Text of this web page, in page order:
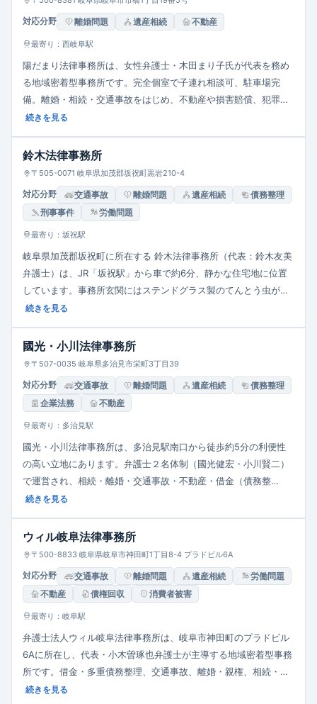
対応分野 離婚問題 遺産相続 不動産
最寄り：西岐阜駅
陽だまり法律事務所は、女性弁護士・木田まり子氏が代表を務め
る地域密着型事務所です。完全個室で子連れ相談可、駐車場完
備。離婚・相続・交通事故をはじめ、不動産や損害賠償、犯罪被
害者支援など幅広く対応。初回相談60分11,000円（税込）で、丁
心を重視しています。
続きを見る
鈴木法律事務所
〒505-0071 岐阜県加茂郡坂祝町黒岩210-4
対応分野 交通事故 離婚問題 遺産相続
債務整理
刑事事件
労働問題
最寄り：坂祝駅
岐阜県加茂郡坂祝町に所在する 鈴木法律事務所（代表：鈴木友美
弁護士）は、JR「坂祝駅」から車で約6分、静かな住宅地に位置
しています。事務所玄関にはステンドグラス製のてんとう虫があ
り、温かみのある雰囲気が印象的です。取り扱い分野は、相続・
民からの相談に丁寧に応じています。相談体制は完全予約制で、
平日9:00〜17:30対応、土日祝は休業です。相談者に寄り添い、
共に解決を探す姿勢を掲げています。
続きを見る
國光・小川法律事務所
〒507-0035 岐阜県多治見市栄町3丁目39
対応分野 交通事故 離婚問題 遺産相続
債務整理
企業法務
不動産
最寄り：多治見駅
國光・小川法律事務所は、多治見駅南口から徒歩約5分の利便性
の高い立地にあります。弁護士２名体制（國光健宏・小川賢二）
で運営され、相続・離婚・交通事故・不動産・借金（債務整
理）・企業法務・刑事事件など多岐にわたる分野に対応します。
利益に応じて明示。柔軟かつ親身な対応を心がけ、個人から企業
まで幅広いニーズに応えています。開設以来、地域の身近な相談
窓口として活動し、約10年にわたり信頼を築いている地域密着型
事務所です。
続きを見る
ウィル岐阜法律事務所
〒500-8833 岐阜県岐阜市神田町1丁目8-4 プラドビル6A
対応分野 交通事故 離婚問題 遺産相続
労働問題
不動産
債権回収 消費者被害
最寄り：岐阜駅
弁護士法人ウィル岐阜法律事務所は、岐阜市神田町のプラドビル
6Aに所在し、代表・小木曽琢也弁護士が主導する地域密着型事務
所です。借金・多重債務整理、交通事故、離婚・親権、相続・遺
言、不動産取引、消費者被害、企業法務、刑事事件など広範な分
続きを見る